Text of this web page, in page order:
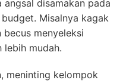
angsal disamakan pada
Misalnya kagak
becus menyeleksi
lebih mudah.
meninting kelompok